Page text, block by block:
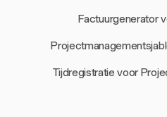
Factuurgenerator
Tijdregistratie voor